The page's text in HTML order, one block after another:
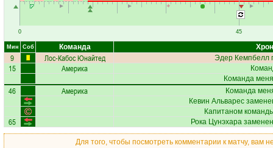
0 45
Мин Соб Команда
9 Лос-Кабос Юнайтед Эдер Кемпбелл
15 Америка
Команда
46 Америка
Команда
Кевин Альварес
Капитаном
65 Рока Цунэхара
Для того, чтобы посмотреть комментарии к матчу, вам